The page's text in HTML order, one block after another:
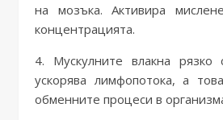
на мозъка. Активира
концентрацията.
4. Мускулните влакна рязко
ускорява лимфопотока, а
обменните процеси в